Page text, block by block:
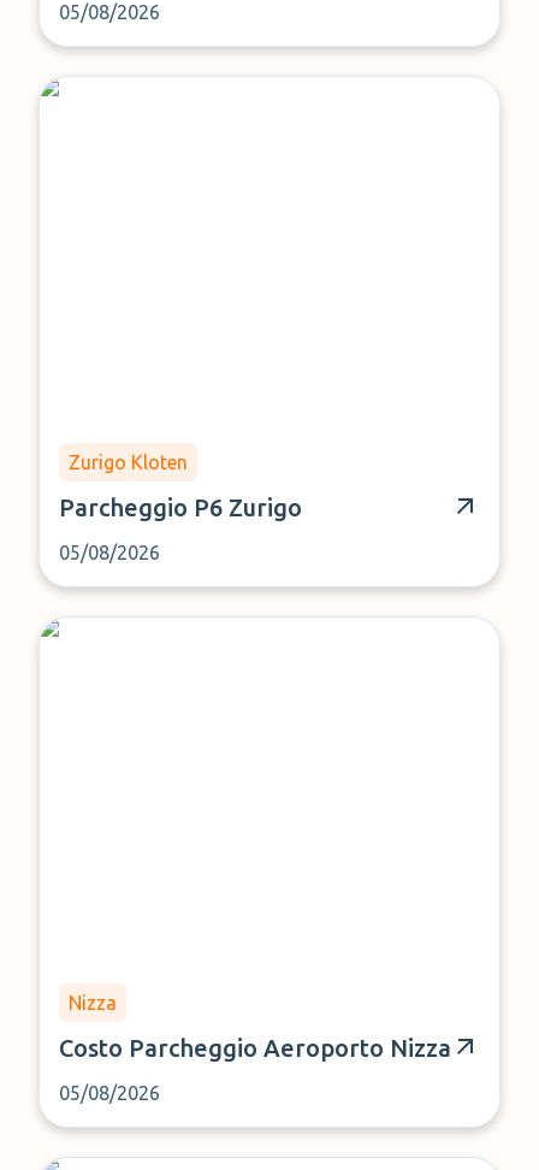
05/08/2026
Zurigo Kloten
Parcheggio P6 Zurigo
05/08/2026
Nizza
Costo Parcheggio Aeroporto Nizza
05/08/2026